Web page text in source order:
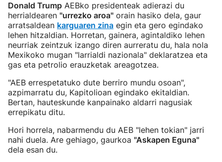
Donald Trump AEBko presidenteak adierazi du
herrialdearen "urrezko aroa" orain hasiko dela, gaur
arratsaldean karguaren zina egin eta gero egindako
lehen hitzaldian. Horretan, gainera, agintaldiko lehen
neurriak zeintzuk izango diren aurreratu du, hala nola
Mexikoko mugan "larrialdi nazionala" deklaratzea eta
gas eta petrolio erauzketak areagotzea.
"AEB errespetatuko dute berriro mundu osoan",
azpimarratu du, Kapitolioan egindako ekitaldian.
Bertan, hauteskunde kanpainako aldarri nagusiak
errepikatu ditu.
Hori horrela, nabarmendu du AEB "lehen tokian" jarri
nahi duela. Are gehiago, gaurkoa "Askapen Eguna"
dela esan du.